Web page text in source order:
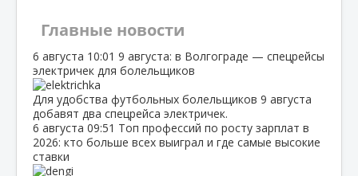
Главные новости
6 августа 10:01 9 августа: в Волгограде — спецрейсы
электричек для болельщиков
Для удобства футбольных болельщиков 9 августа
добавят два спецрейса электричек.
6 августа 09:51 Топ профессий по росту зарплат в
2026: кто больше всех выиграл и где самые высокие
ставки